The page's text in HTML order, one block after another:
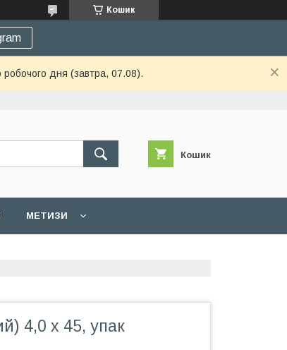
Кошик
робочого дня (завтра, 07.08).
Кошик
МЕТИЗИ
4,0 х 45, упак